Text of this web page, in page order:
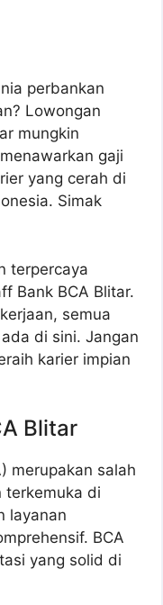
perbankan
Lowongan
mungkin
gaji
yang cerah di
Simak
terpercaya
Bank BCA Blitar.
semua
di sini. Jangan
karier impian
Blitar
merupakan salah
terkemuka di
layanan
BCA
yang solid di